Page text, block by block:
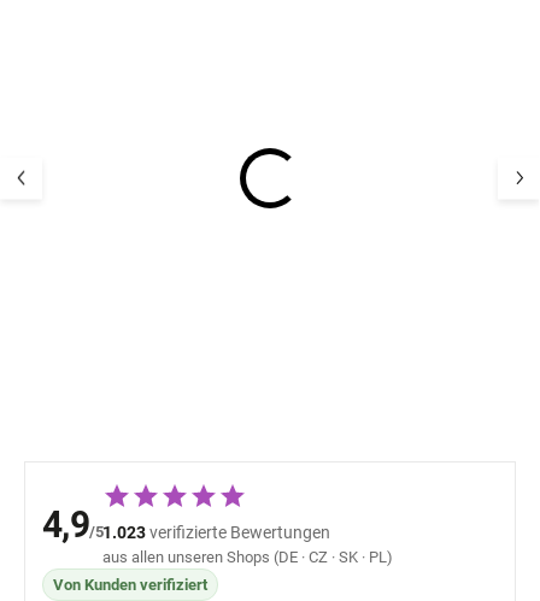
4,9/51.023verifizierte Bewertungen
aus allen unseren Shops (DE · CZ · SK · PL)
Von Kunden verifiziert